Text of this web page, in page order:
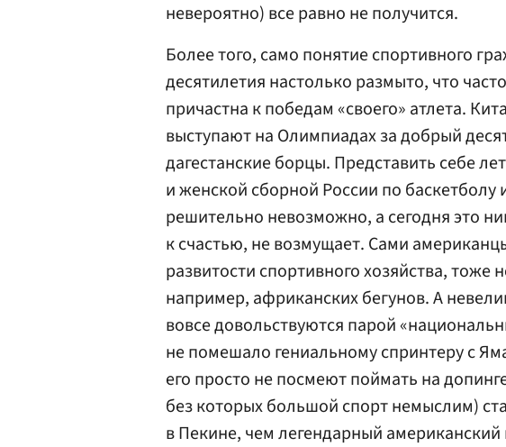
невероятно) все равно не получится.
Более того, само понятие спортивного
десятилетия настолько размыто, что
причастна к победам «своего» атлета.
выступают на Олимпиадах за добрый
дагестанские борцы. Представить себе
и женской сборной России по
решительно невозможно, а сегодня это
к счастью, не возмущает. Сами
развитости спортивного хозяйства, тоже
например, африканских бегунов. А
вовсе довольствуются парой
не помешало гениальному спринтеру с
его просто не посмеют поймать на
без которых большой спорт немыслим)
в Пекине, чем легендарный